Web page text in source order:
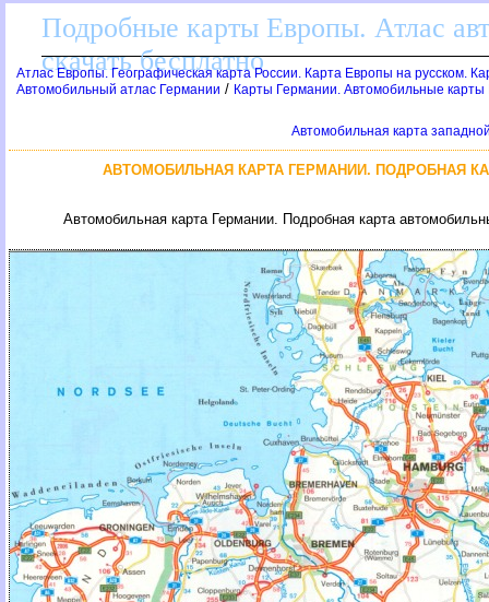
Подробные карты Европы. Атлас
скачать бесплатно
Атлас Европы. Географическая карта России. Карта Европы на русском.
Автомобильный атлас Германии / Карты Германии. Автомобильные карты
Автомобильная карта
АВТОМОБИЛЬНАЯ КАРТА ГЕРМАНИИ. ПОДРОБНАЯ
Автомобильная карта Германии. Подробная карта